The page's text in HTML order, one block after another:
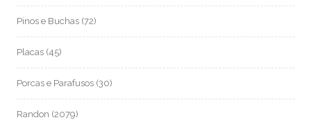
Pinos e Buchas (72)
Placas (45)
Porcas e Parafusos (30)
Randon (2079)